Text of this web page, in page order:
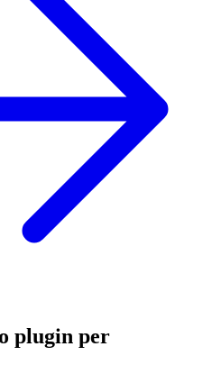
plugin per